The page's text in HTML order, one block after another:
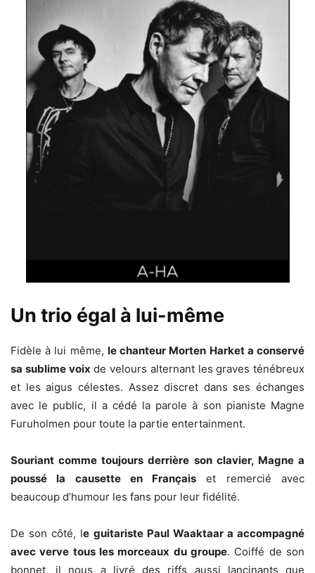
Un trio égal à lui-même
Fidèle à lui même, le chanteur Morten Harket a conservé
sa sublime voix de velours alternant les graves ténébreux
et les aigus célestes. Assez discret dans ses échanges
avec le public, il a cédé la parole à son pianiste Magne
Furuholmen pour toute la partie entertainment.
Souriant comme toujours derrière son clavier, Magne a
poussé la causette en Français et remercié avec
beaucoup d’humour les fans pour leur fidélité.
De son côté, le guitariste Paul Waaktaar a accompagné
avec verve tous les morceaux du groupe. Coiffé de son
bonnet, il nous a livré des riffs aussi lancinants que